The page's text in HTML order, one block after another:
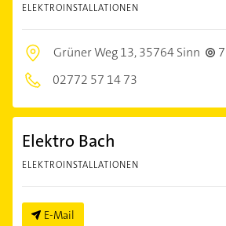
ELEKTROINSTALLATIONEN
Grüner Weg 13,35764 Sinn
02772 57 14 73
Elektro Bach
ELEKTROINSTALLATIONEN
E-Mail